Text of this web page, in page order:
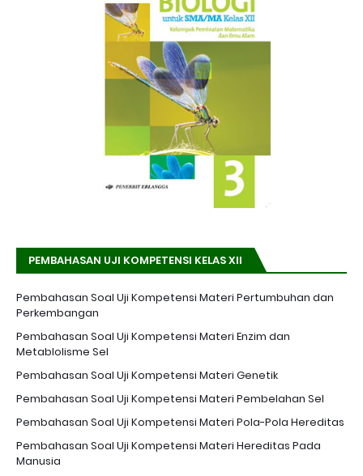
PEMBAHASAN UJI KOMPETENSI KELAS XII
Pembahasan Soal Uji Kompetensi Materi Pertumbuhan dan
Perkembangan
Pembahasan Soal Uji Kompetensi Materi Enzim dan
Metablolisme Sel
Pembahasan Soal Uji Kompetensi Materi Genetik
Pembahasan Soal Uji Kompetensi Materi Pembelahan Sel
Pembahasan Soal Uji Kompetensi Materi Pola-Pola Hereditas
Pembahasan Soal Uji Kompetensi Materi Hereditas Pada
Manusia